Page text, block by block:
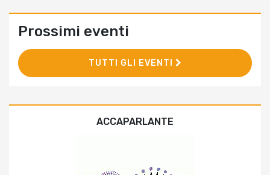
Prossimi eventi
TUTTI GLI EVENTI
ACCAPARLANTE